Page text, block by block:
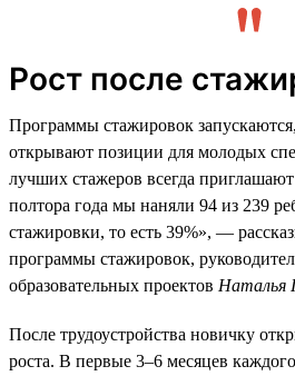
Рост после
Программы стажировок
открывают позиции для молодых
лучших стажеров всегда
полтора года мы наняли 94 из 239
стажировки, то есть 39%», —
программы стажировок,
образовательных проектов Наталья
После трудоустройства новичку
роста. В первые 3–6 месяцев